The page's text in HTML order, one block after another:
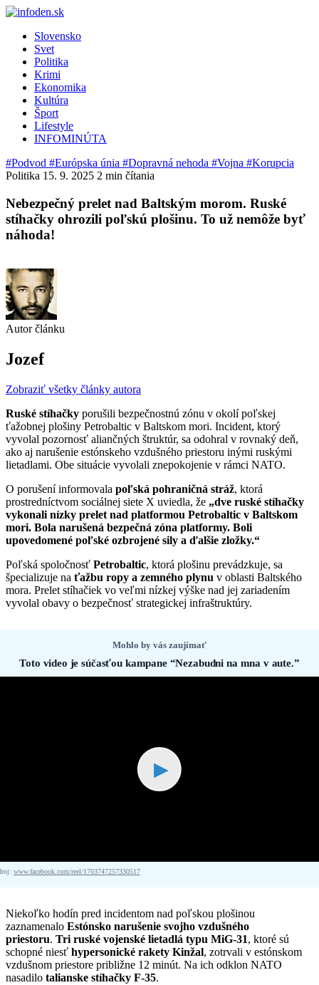
Slovensko
Svet
Politika
Krimi
Ekonomika
Kultúra
Šport
Lifestyle
INFOMINÚTA
#Podvod #Európska únia #Dopravná nehoda #Vojna #Korupcia
Politika 15. 9. 2025 2 min čítania
Nebezpečný prelet nad Baltským morom. Ruské
stíhačky ohrozili poľskú plošinu. To už nemôže byť
náhoda!
Autor článku
Jozef
Zobraziť všetky články autora
Ruské stíhačky porušili bezpečnostnú zónu v okolí poľskej
ťažobnej plošiny Petrobaltic v Baltskom mori. Incident, ktorý
vyvolal pozornosť aliančných štruktúr, sa odohral v rovnaký deň,
ako aj narušenie estónskeho vzdušného priestoru inými ruskými
lietadlami. Obe situácie vyvolali znepokojenie v rámci NATO.
O porušení informovala poľská pohraničná stráž, ktorá
prostredníctvom sociálnej siete X uviedla, že „dve ruské stíhačky
vykonali nízky prelet nad platformou Petrobaltic v Baltskom
mori. Bola narušená bezpečná zóna platformy. Boli
upovedomené poľské ozbrojené sily a ďalšie zložky.“
Poľská spoločnosť Petrobaltic, ktorá plošinu prevádzkuje, sa
špecializuje na ťažbu ropy a zemného plynu v oblasti Baltského
mora. Prelet stíhačiek vo veľmi nízkej výške nad jej zariadením
vyvolal obavy o bezpečnosť strategickej infraštruktúry.
Mohlo by vás zaujímať
Toto video je súčasťou kampane “Nezabudni na mna v aute.”
▶
www.facebook.com/reel/1703747257330517
Niekoľko hodín pred incidentom nad poľskou plošinou
zaznamenalo Estónsko narušenie svojho vzdušného
priestoru. Tri ruské vojenské lietadlá typu MiG-31, ktoré sú
schopné niesť hypersonické rakety Kinžal, zotrvali v estónskom
vzdušnom priestore približne 12 minút. Na ich odklon NATO
nasadilo talianske stíhačky F-35.